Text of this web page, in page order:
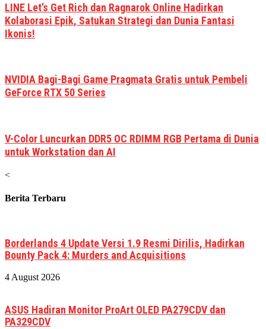
LINE Let’s Get Rich dan Ragnarok Online Hadirkan
Kolaborasi Epik, Satukan Strategi dan Dunia Fantasi
Ikonis!
NVIDIA Bagi-Bagi Game Pragmata Gratis untuk Pembeli
GeForce RTX 50 Series
V-Color Luncurkan DDR5 OC RDIMM RGB Pertama di Dunia
untuk Workstation dan AI
<
Berita Terbaru
Borderlands 4 Update Versi 1.9 Resmi Dirilis, Hadirkan
Bounty Pack 4: Murders and Acquisitions
4 August 2026
ASUS Hadiran Monitor ProArt OLED PA279CDV dan
PA329CDV